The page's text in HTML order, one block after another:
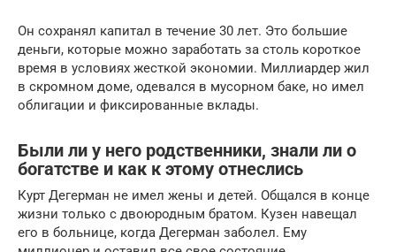
Он сохранял капитал в течение 30 лет. Это большие
деньги, которые можно заработать за столь короткое
время в условиях жесткой экономии. Миллиардер жил
в скромном доме, одевался в мусорном баке, но имел
облигации и фиксированные вклады.
Были ли у него родственники, знали ли о
богатстве и как к этому отнеслись
Курт Дегерман не имел жены и детей. Общался в конце
жизни только с двоюродным братом. Кузен навещал
его в больнице, когда Дегерман заболел. Ему